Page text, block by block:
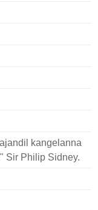
kangelanna
Sir Philip Sidney.